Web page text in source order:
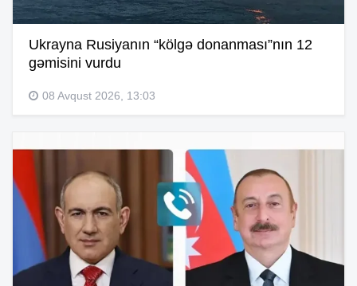
Ukrayna Rusiyanın “kölgə donanması”nın 12
gəmisini vurdu
08 Avqust 2026, 13:03